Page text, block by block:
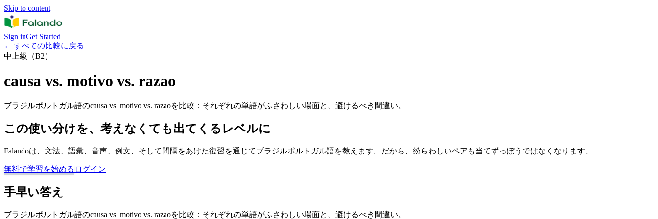
Skip to content
Sign inGet Started
← すべての比較に戻る
中上級（B2）
causa vs. motivo vs. razao
ブラジルポルトガル語のcausa vs. motivo vs. razaoを比較：それぞれの単語がふさわしい場面と、避けるべき間違い。
この使い分けを、考えなくても出てくるレベルに
Falandoは、文法、語彙、音声、例文、そして間隔をあけた復習を通じてブラジルポルトガル語を教えます。だから、紛らわしいペアも当てずっぽうではなくなります。
無料で学習を始める ログイン
手早い答え
ブラジルポルトガル語のcausa vs. motivo vs. razaoを比較：それぞれの単語がふさわしい場面と、避けるべき間違い。